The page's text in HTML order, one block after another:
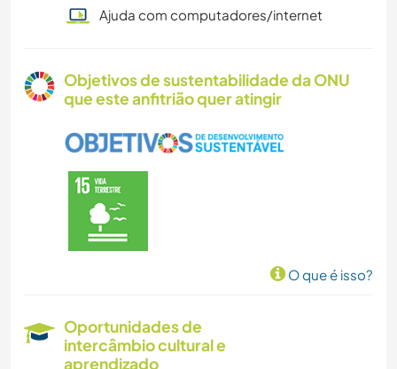
Ajuda com computadores/internet
Objetivos de sustentabilidade da ONU
que este anfitrião quer atingir
O que é isso?
Oportunidades de
intercâmbio cultural e
aprendizado